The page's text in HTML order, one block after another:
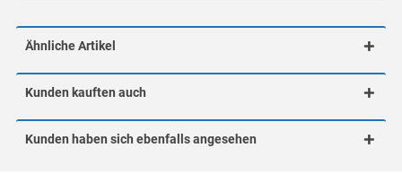
Ähnliche Artikel
Kunden kauften auch
Kunden haben sich ebenfalls angesehen